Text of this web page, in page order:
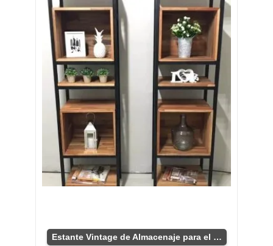
Estante Vintage de Almacenaje para el Hogar